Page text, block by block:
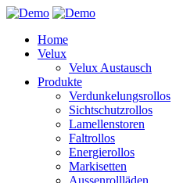
Home
Velux
Velux Austausch
Produkte
Verdunkelungsrollos
Sichtschutzrollos
Lamellenstoren
Faltrollos
Energierollos
Markisetten
Aussenrollläden